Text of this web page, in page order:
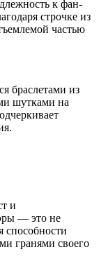
к фан-
строчке из
частью
браслетами из
шутками на
и
— это не
способности
гранями своего